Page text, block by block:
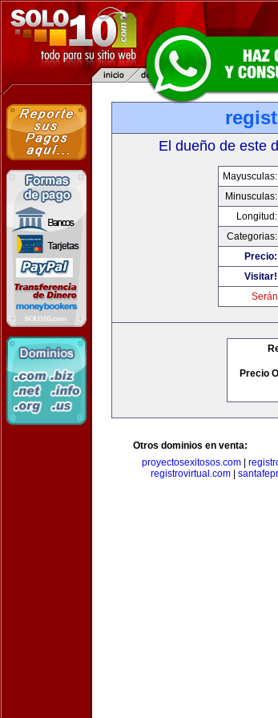
El dueño de este
Mayusculas:
Minusculas:
Longitud:
Categorias:
Precio:
Visitar!
Precio
Otros dominios en venta:
proyectosexitosos.com
registrovirtual.com